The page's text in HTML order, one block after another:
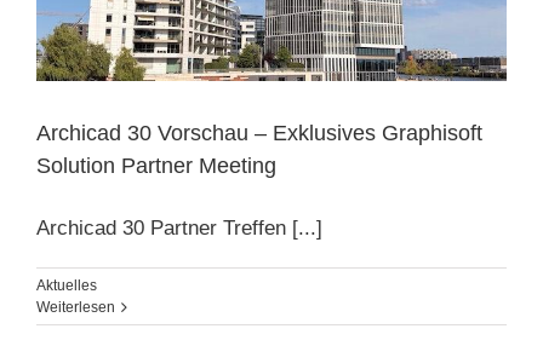
Archicad 30 Vorschau – Exklusives Graphisoft
Solution Partner Meeting
Archicad 30 Partner Treffen [...]
Aktuelles
Weiterlesen